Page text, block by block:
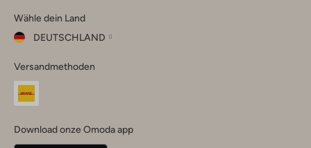
Instagram
Facebook
TikTok
Wähle dein Land
DEUTSCHLAND
dein
Land
Belgique(Français)
Versandmethoden
Download onze Omoda app